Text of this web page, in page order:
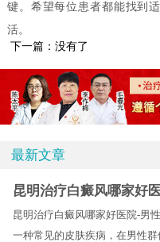
键。希望每位患者都能找到
活。
下一篇：没有了
最新文章
昆明治疗白癜风哪家好
昆明治疗白癜风哪家好医院-男
一种常见的皮肤疾病，在男性群